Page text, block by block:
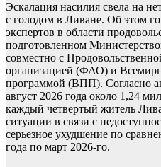
Эскалация насилия свела на
с голодом в Ливане. Об этом
экспертов в области
подготовленном
совместно с
организацией (ФАО) и
программой (ВПП). Согласно
август 2026 года около 1,24
каждый четвертый житель
ситуации в связи с
серьезное ухудшение по
года по март 2026-го.